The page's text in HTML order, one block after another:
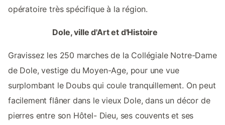
opératoire très spécifique à la région.
Dole, ville d'Art et d'Histoire
Gravissez les 250 marches de la Collégiale Notre-Dame
de Dole, vestige du Moyen-Age, pour une vue
surplombant le Doubs qui coule tranquillement. On peut
facilement flâner dans le vieux Dole, dans un décor de
pierres entre son Hôtel- Dieu, ses couvents et ses